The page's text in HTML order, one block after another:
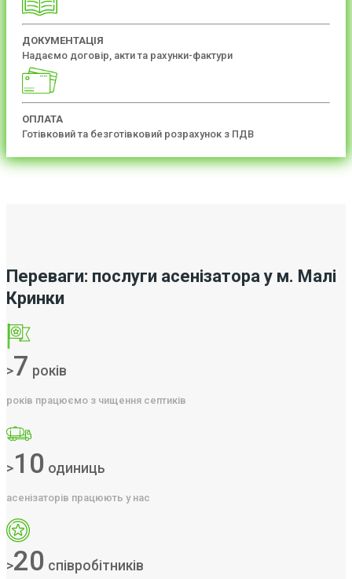
ДОКУМЕНТАЦІЯ
Надаємо договір, акти та рахунки-фактури
ОПЛАТА
Готівковий та безготівковий розрахунок з ПДВ
Переваги: послуги асенізатора у м. Малі
Кринки
>7 років
років працюємо з чищення септиків
>10 одиниць
асенізаторів працюють у нас
>20 співробітників